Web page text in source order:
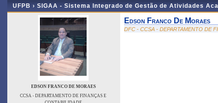
UFPB › SIGAA - Sistema Integrado de Gestão de Atividades
EDSON FRANCO DE MORAES
CCSA - DEPARTAMENTO DE FINANÇAS E
Edson Franco De Moraes
DFC - CCSA - DEPARTAMENTO DE